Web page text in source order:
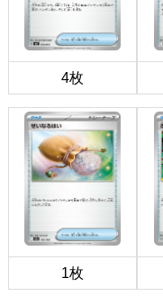
4枚
1枚